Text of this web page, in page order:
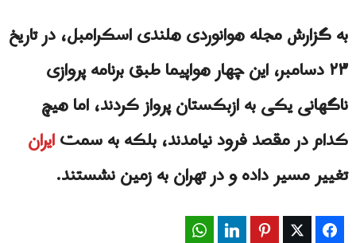
به گزارش مجله هوانوردی هلندی اسکرامبل، در تاریخ
۲۳ دسامبر، این چهار هواپیما طبق برنامه پروازی
ناگهانی یکی به ازبکستان پرواز کردند، اما هیچ
کدام در مقصد فرود نیامدند، بلکه به سمتایران
تغییر مسیر داده و در تهران به زمین نشستند.
Facebook
Twitter
Pinterest
LinkedIn